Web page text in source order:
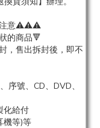
注意⚠️⚠️⚠️
的商品🔻
，售出拆封後，即不
序號、CD、DVD、
化給付
機等)等